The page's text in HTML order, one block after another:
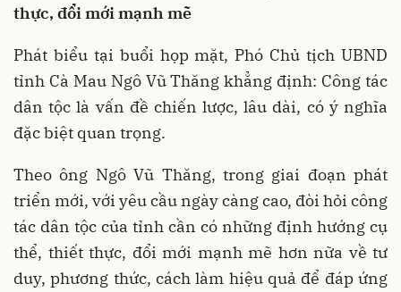
thực, đổi mới mạnh mẽ
Phát biểu tại buổi họp mặt, Phó Chủ tịch UBND
tỉnh Cà Mau Ngô Vũ Thăng khẳng định: Công tác
dân tộc là vấn đề chiến lược, lâu dài, có ý nghĩa
đặc biệt quan trọng.
Theo ông Ngô Vũ Thăng, trong giai đoạn phát
triển mới, với yêu cầu ngày càng cao, đòi hỏi công
tác dân tộc của tỉnh cần có những định hướng cụ
thể, thiết thực, đổi mới mạnh mẽ hơn nữa về tư
duy, phương thức, cách làm hiệu quả để đáp ứng